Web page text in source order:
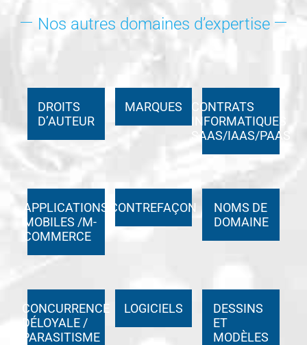
Nos autres domaines d’expertise
DROITS
D’AUTEUR
MARQUES
CONTRATS
INFORMATIQUES
SAAS/IAAS/PAAS
APPLICATIONS
MOBILES /M-
COMMERCE
CONTREFAÇON
NOMS DE
DOMAINE
CONCURRENCE
DÉLOYALE /
PARASITISME
LOGICIELS
DESSINS
ET
MODÈLES